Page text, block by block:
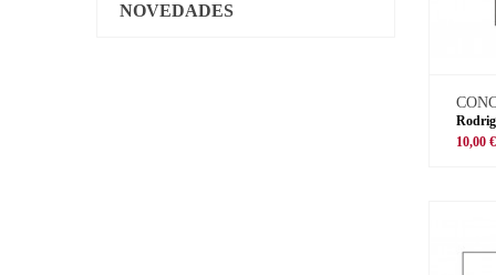
NOVEDADES
10,00 €